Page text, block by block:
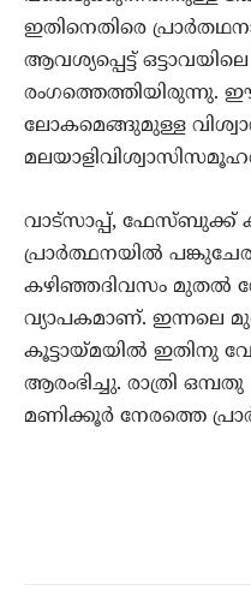
ഇതിനെതിരെ
ആവശ്യപ്പെട്ട്
രംഗത്തെത്തിയിരുന്നു.
ലോകമെങ്ങുമുള്ള
വാട്‌സാപ്പ്, ഫേസ്ബുക്ക്
പ്രാര്‍ത്ഥനയില്‍
കഴിഞ്ഞദിവസം മുതല്‍
വ്യാപകമാണ്. ഇന്നലെ
കൂട്ടായ്മയില്‍ ഇതിനു
ആരംഭിച്ചു. രാത്രി
മണിക്കൂര്‍ നേരത്തെ